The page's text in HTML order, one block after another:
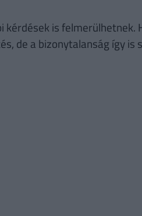
is felmerülhetnek.
de a bizonytalanság így